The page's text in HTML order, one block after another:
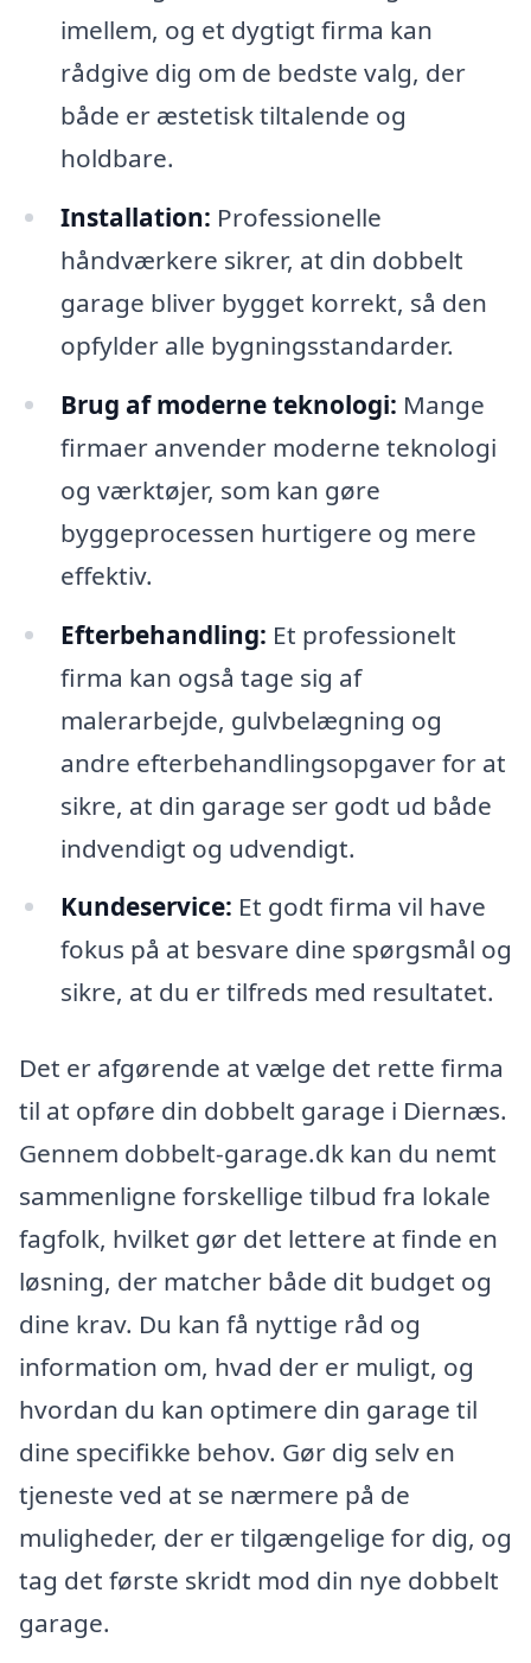
imellem, og et dygtigt firma kan
rådgive dig om de bedste valg, der
både er æstetisk tiltalende og
holdbare.
Installation: Professionelle
håndværkere sikrer, at din dobbelt
garage bliver bygget korrekt, så den
opfylder alle bygningsstandarder.
Brug af moderne teknologi: Mange
firmaer anvender moderne teknologi
og værktøjer, som kan gøre
byggeprocessen hurtigere og mere
effektiv.
Efterbehandling: Et professionelt
firma kan også tage sig af
malerarbejde, gulvbelægning og
andre efterbehandlingsopgaver for at
sikre, at din garage ser godt ud både
indvendigt og udvendigt.
Kundeservice: Et godt firma vil have
fokus på at besvare dine spørgsmål og
sikre, at du er tilfreds med resultatet.
Det er afgørende at vælge det rette firma
til at opføre din dobbelt garage i Diernæs.
Gennem dobbelt-garage.dk kan du nemt
sammenligne forskellige tilbud fra lokale
fagfolk, hvilket gør det lettere at finde en
løsning, der matcher både dit budget og
dine krav. Du kan få nyttige råd og
information om, hvad der er muligt, og
hvordan du kan optimere din garage til
dine specifikke behov. Gør dig selv en
tjeneste ved at se nærmere på de
muligheder, der er tilgængelige for dig, og
tag det første skridt mod din nye dobbelt
garage.